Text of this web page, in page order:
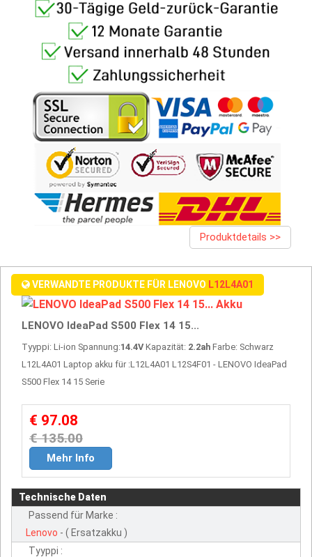
Produktdetails >>
VERWANDTE PRODUKTE FÜR LENOVO L12L4A01
LENOVO IdeaPad S500 Flex 14 15...
Tyyppi: Li-ion Spannung:14.4V Kapazität: 2.2ah Farbe: Schwarz
L12L4A01 Laptop akku für :L12L4A01 L12S4F01 - LENOVO IdeaPad
S500 Flex 14 15 Serie
€ 97.08
€ 135.00
Mehr Info
Technische Daten
Passend für Marke :
Lenovo - ( Ersatzakku )
Tyyppi :